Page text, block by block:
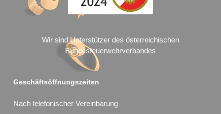
Wir sind Unterstützer des österreichischen
Bundesfeuerwehrverbandes
Geschäftsöffnungszeiten
Nach telefonischer Vereinbarung